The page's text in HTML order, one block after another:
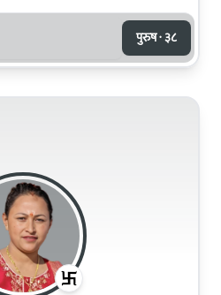
पुरुष · ३८